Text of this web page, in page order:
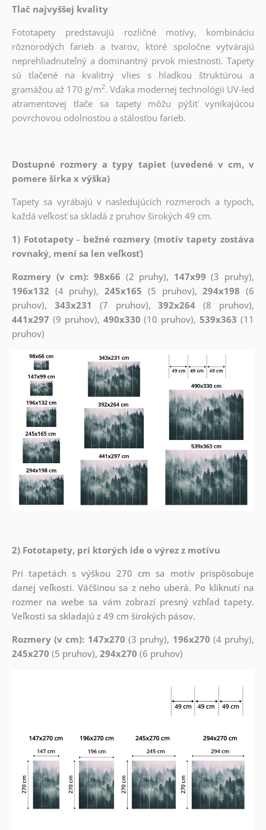
Tlač najvyššej kvality
Fototapety predstavujú rozličné motívy, kombináciu
rôznorodých farieb a tvarov, ktoré spoločne vytvárajú
neprehliadnuteľný a dominantný prvok miestnosti. Tapety
sú tlačené na kvalitný vlies s hladkou štruktúrou a
gramážou až 170 g/m2. Vďaka modernej technológii UV-led
atramentovej tlače sa tapety môžu pýšiť vynikajúcou
povrchovou odolnosťou a stálosťou farieb.
Dostupné rozmery a typy tapiet (uvedené v cm, v
pomere šírka x výška)
Tapety sa vyrábajú v nasledujúcich rozmeroch a typoch,
každá veľkosť sa skladá z pruhov širokých 49 cm.
1) Fototapety - bežné rozmery (motív tapety zostáva
rovnaký, mení sa len veľkosť)
Rozmery (v cm): 98x66 (2 pruhy), 147x99 (3 pruhy),
196x132 (4 pruhy),245x165 (5 pruhov),294x198 (6
pruhov), 343x231 (7 pruhov),392x264 (8 pruhov),
441x297 (9 pruhov), 490x330 (10 pruhov),539x363 (11
pruhov)
2) Fototapety, pri ktorých ide o výrez z motívu
Pri tapetách s výškou 270 cm sa motív prispôsobuje
danej veľkosti. Väčšinou sa z neho uberá. Po kliknutí na
rozmer na webe sa vám zobrazí presný vzhľad tapety.
Veľkosti sa skladajú z 49 cm širokých pásov.
Rozmery (v cm): 147x270 (3 pruhy), 196x270 (4 pruhy),
245x270 (5 pruhov), 294x270 (6 pruhov)